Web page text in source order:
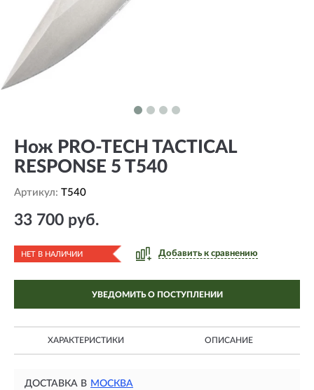
Нож PRO-TECH TACTICAL
RESPONSE 5 T540
Артикул: T540
33 700 руб.
НЕТ В НАЛИЧИИ Добавить к сравнению
УВЕДОМИТЬ О ПОСТУПЛЕНИИ
ХАРАКТЕРИСТИКИ ОПИСАНИЕ
ДОСТАВКА В МОСКВА